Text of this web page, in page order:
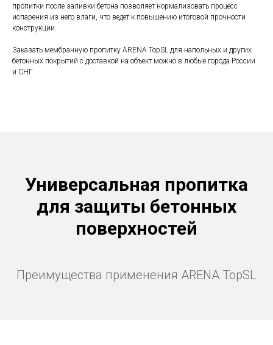
пропитки после заливки бетона позволяет нормализовать процесс
испарения из него влаги, что ведет к повышению итоговой прочности
конструкции.
Заказать мембранную пропитку ARENA TopSL для напольных и других
бетонных покрытий с доставкой на объект можно в любые города России
и СНГ
Универсальная пропитка
для защиты бетонных
поверхностей
Преимущества применения ARENA TopSL